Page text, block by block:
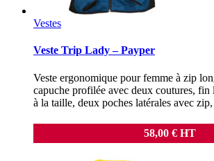
Vestes
Veste Trip Lady – Payper
Veste ergonomique pour femme à zip
capuche profilée avec deux coutures, fin
à la taille, deux poches latérales avec
58,00 €HT